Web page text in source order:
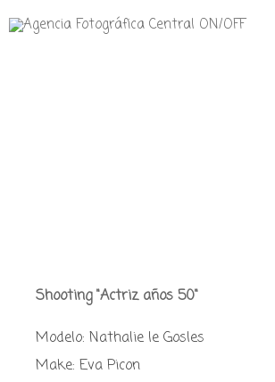
Shooting "Actriz años 50"
Modelo: Nathalie le Gosles
Make: Eva Picon